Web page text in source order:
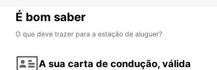
É bom saber
O que deve trazer para a estação de aluguer?
A sua carta de condução, válida